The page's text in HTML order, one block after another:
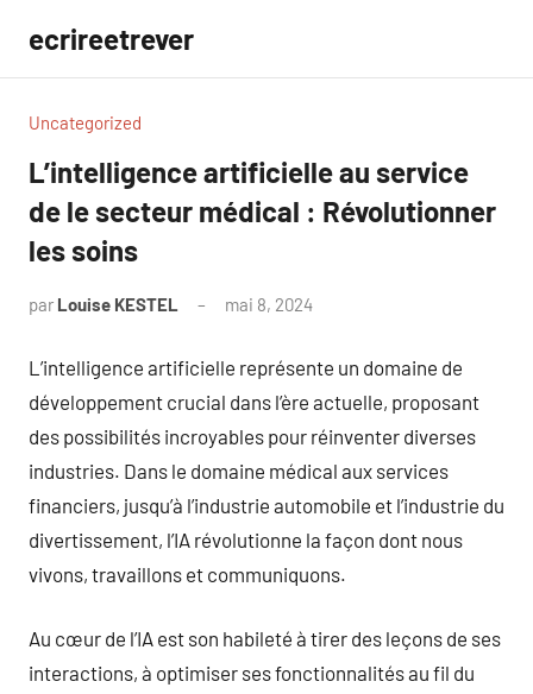
contenu
ecrireetrever
Uncategorized
L’intelligence artificielle au service
de le secteur médical : Révolutionner
les soins
par Louise KESTEL mai 8, 2024
L’intelligence artificielle représente un domaine de
développement crucial dans l’ère actuelle, proposant
des possibilités incroyables pour réinventer diverses
industries. Dans le domaine médical aux services
financiers, jusqu’à l’industrie automobile et l’industrie du
divertissement, l’IA révolutionne la façon dont nous
vivons, travaillons et communiquons.
Au cœur de l’IA est son habileté à tirer des leçons de ses
interactions, à optimiser ses fonctionnalités au fil du